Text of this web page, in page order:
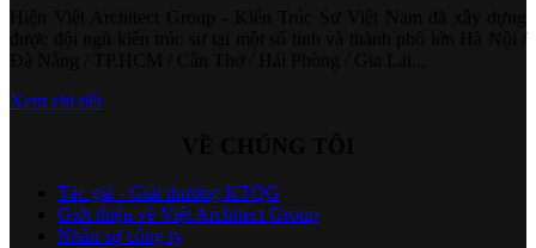
Xem chi tiết
Tác giả - Giải thưởng KTQG
Giới thiệu về Việt Architect Group
Nhân sự công ty